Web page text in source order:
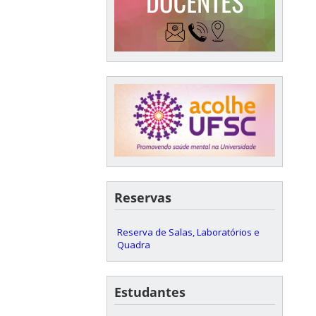
Reservas
Reserva de Salas, Laboratórios e
Quadra
Estudantes